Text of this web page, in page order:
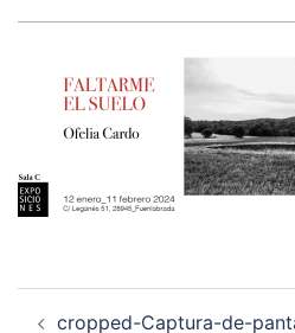
cropped-Captura-de-